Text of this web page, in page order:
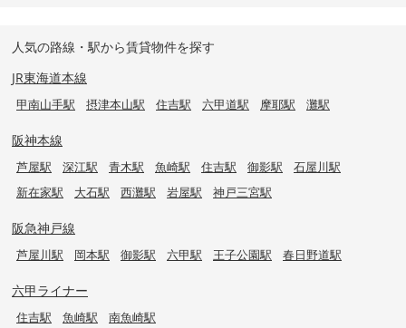
人気の路線・駅から賃貸物件を探す
JR東海道本線
甲南山手駅 摂津本山駅 住吉駅 六甲道駅 摩耶駅 灘駅
阪神本線
芦屋駅 深江駅 青木駅 魚崎駅 住吉駅 御影駅
石屋川駅
新在家駅
大石駅 西灘駅 岩屋駅 神戸三宮駅
阪急神戸線
芦屋川駅 岡本駅 御影駅 六甲駅 王子公園駅 春日野道駅
六甲ライナー
住吉駅 魚崎駅 南魚崎駅